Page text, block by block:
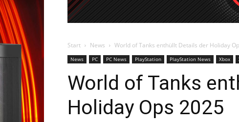
Start News World of Tanks enthüllt Details der Holiday
News PC PC News PlayStation PlayStation News Xbox
World of Tanks
Holiday Ops 2025